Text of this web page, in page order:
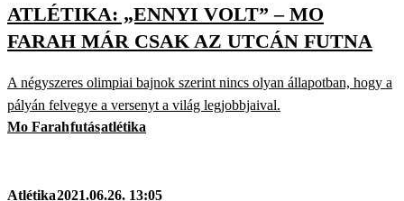
ATLÉTIKA: „ENNYI VOLT” – MO
FARAH MÁR CSAK AZ UTCÁN FUTNA
A négyszeres olimpiai bajnok szerint nincs olyan állapotban, hogy a
pályán felvegye a versenyt a világ legjobbjaival.
Mo Farahfutásatlétika
Atlétika2021.06.26. 13:05